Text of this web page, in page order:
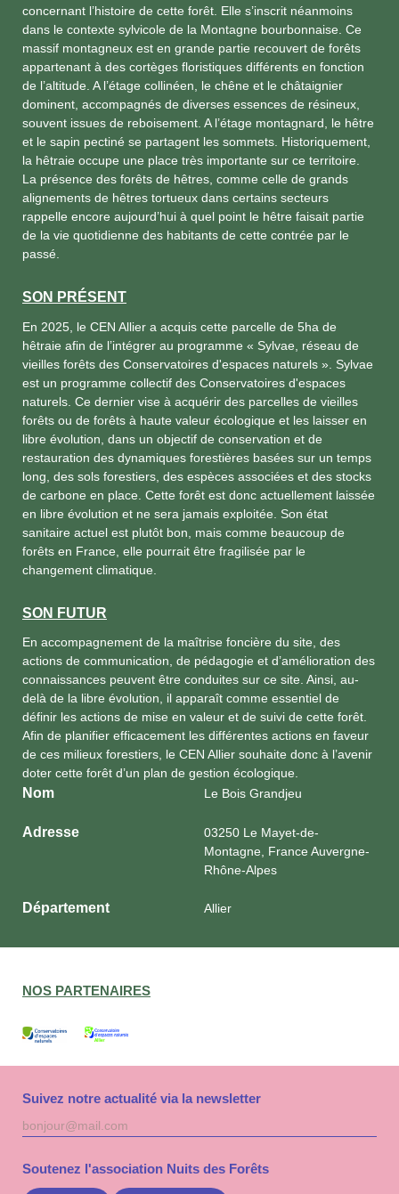
concernant l’histoire de cette forêt. Elle s’inscrit néanmoins
dans le contexte sylvicole de la Montagne bourbonnaise. Ce
massif montagneux est en grande partie recouvert de forêts
appartenant à des cortèges floristiques différents en fonction
de l’altitude. A l’étage collinéen, le chêne et le châtaignier
dominent, accompagnés de diverses essences de résineux,
souvent issues de reboisement. A l’étage montagnard, le hêtre
et le sapin pectiné se partagent les sommets. Historiquement,
la hêtraie occupe une place très importante sur ce territoire.
La présence des forêts de hêtres, comme celle de grands
alignements de hêtres tortueux dans certains secteurs
rappelle encore aujourd’hui à quel point le hêtre faisait partie
de la vie quotidienne des habitants de cette contrée par le
passé.
SON PRÉSENT
En 2025, le CEN Allier a acquis cette parcelle de 5ha de
hêtraie afin de l’intégrer au programme « Sylvae, réseau de
vieilles forêts des Conservatoires d'espaces naturels ». Sylvae
est un programme collectif des Conservatoires d'espaces
naturels. Ce dernier vise à acquérir des parcelles de vieilles
forêts ou de forêts à haute valeur écologique et les laisser en
libre évolution, dans un objectif de conservation et de
restauration des dynamiques forestières basées sur un temps
long, des sols forestiers, des espèces associées et des stocks
de carbone en place. Cette forêt est donc actuellement laissée
en libre évolution et ne sera jamais exploitée. Son état
sanitaire actuel est plutôt bon, mais comme beaucoup de
forêts en France, elle pourrait être fragilisée par le
changement climatique.
SON FUTUR
En accompagnement de la maîtrise foncière du site, des
actions de communication, de pédagogie et d’amélioration des
connaissances peuvent être conduites sur ce site. Ainsi, au-
delà de la libre évolution, il apparaît comme essentiel de
définir les actions de mise en valeur et de suivi de cette forêt.
Afin de planifier efficacement les différentes actions en faveur
de ces milieux forestiers, le CEN Allier souhaite donc à l’avenir
doter cette forêt d’un plan de gestion écologique.
Nom Le Bois Grandjeu
Adresse
03250 Le Mayet-de-
Montagne, France Auvergne-
Rhône-Alpes
Département Allier
NOS PARTENAIRES
Suivez notre actualité via la newsletter
Adresse
mail
à
Soutenez l'association Nuits des Forêts